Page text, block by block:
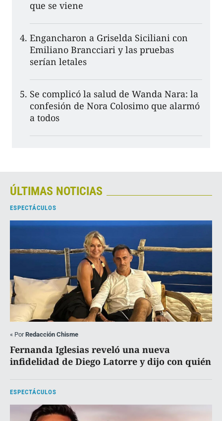
que se viene
Engancharon a Griselda Siciliani con
Emiliano Brancciari y las pruebas
serían letales
Se complicó la salud de Wanda Nara: la
confesión de Nora Colosimo que alarmó
a todos
ÚLTIMAS NOTICIAS
ESPECTÁCULOS
« PorRedacción Chisme
Fernanda Iglesias reveló una nueva
infidelidad de Diego Latorre y dijo con quién
ESPECTÁCULOS